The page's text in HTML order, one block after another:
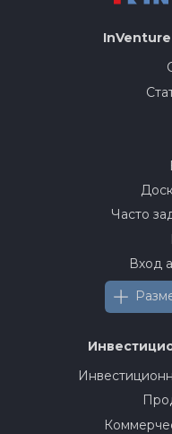
InVenture
Часто
Вход